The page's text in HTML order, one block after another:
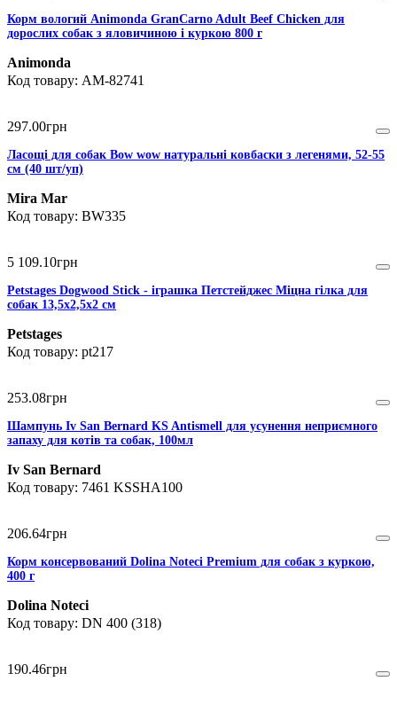
Корм вологий Animonda GranCarno Adult Beef Chicken для
дорослих собак з яловичиною і куркою 800 г
Animonda
AM-82741
297.00грн
Ласощі для собак Bow wow натуральні ковбаски з легенями, 52-55
см (40 шт/уп)
Mira Mar
BW335
5 109.10грн
Petstages Dogwood Stick - іграшка Петстейджес Міцна гілка для
собак 13,5х2,5х2 см
Petstages
pt217
253.08грн
Шампунь Iv San Bernard KS Antismell для усунення неприємного
запаху для котів та собак, 100мл
Iv San Bernard
7461 KSSHA100
206.64грн
Корм консервований Dolina Noteci Premium для собак з куркою,
400 г
Dolina Noteci
DN 400 (318)
190.46грн